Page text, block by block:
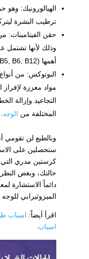
الهيالورونيك: وهو
ترطيب البشرة
حقن الفيتامينات:
وذلك لأنها تشتمل
أهمها (C, B5, B6, B12).
البوتوكس: من
مواد معززة
التجاعيد وإزالة
المختلفة من
الوجه
وبالطبع لن تقومي
ستحصلين على
كرستين مدري
حالتك، وبغض
دائماً الاستشارة
الميزوثيرابي
اقرأ أيضاً:
اسباب